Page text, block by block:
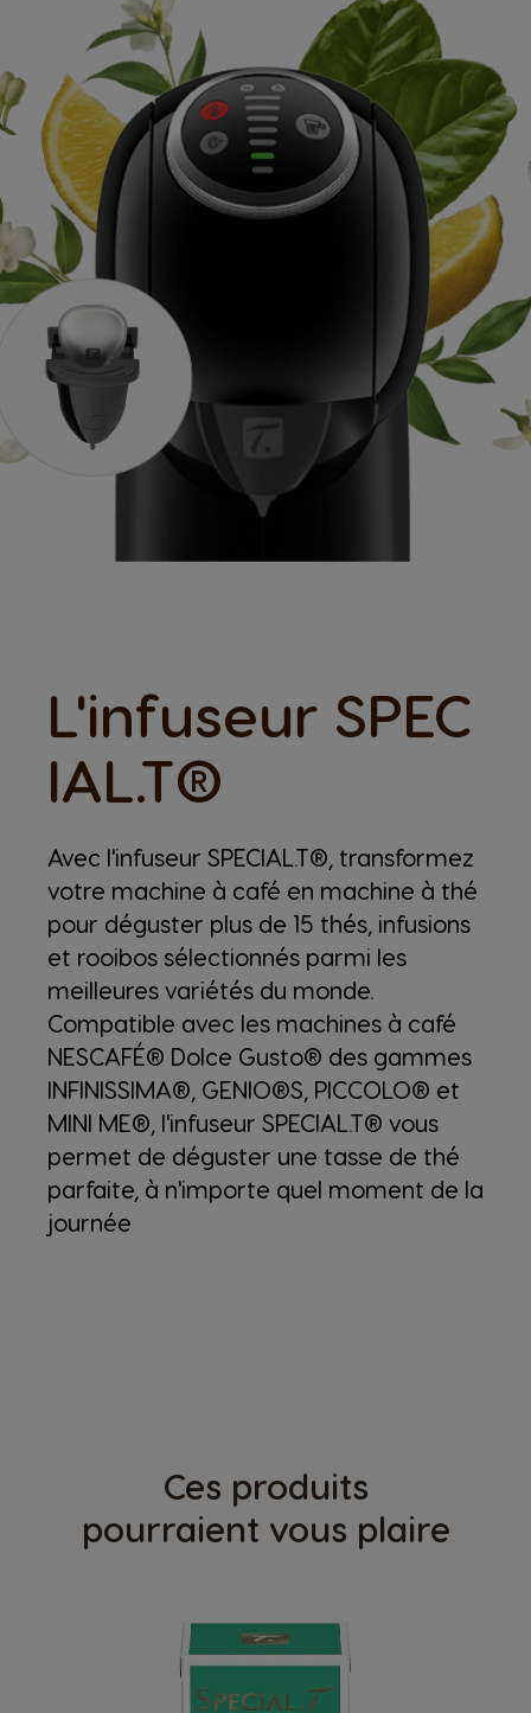
L'infuseur SPEC
IAL.T®
Avec l'infuseur SPECIAL.T®, transformez
votre machine à café en machine à thé
pour déguster plus de 15 thés, infusions
et rooibos sélectionnés parmi les
meilleures variétés du monde.
Compatible avec les machines à café
NESCAFÉ® Dolce Gusto® des gammes
INFINISSIMA®, GENIO®S, PICCOLO® et
MINI ME®, l'infuseur SPECIAL.T® vous
permet de déguster une tasse de thé
parfaite, à n'importe quel moment de la
journée
Ces produits
pourraient vous plaire